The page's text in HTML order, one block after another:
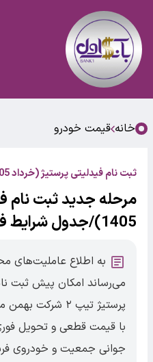
خانه قیمت خودرو
ثبت نام فیدلیتی پرستیژ (خرداد 1405)
مرحله جدید ثبت نام
1405)/جدول شرایط فروش
به اطلاع عاملیت‌های
می‌رساند امکان پیش ثبت
پرستیژ تیپ ۲
با قیمت قطعی و تحویل
جوانی جمعیت و خودروی